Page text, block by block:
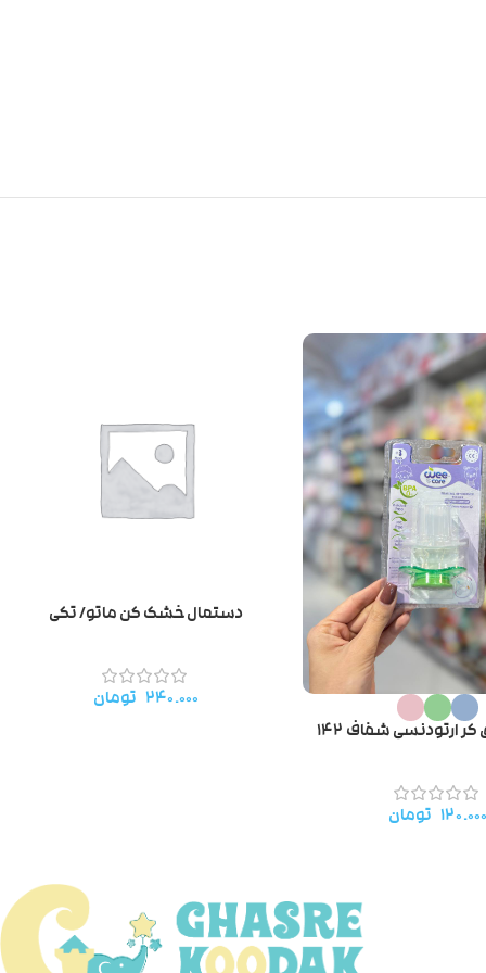
ارتودنسی شفاف ۱۴۲
۱۲۰.۰۰۰ تومان
دستمال خشک کن ماتو/ تکی
۲۴۰.۰۰۰ تومان